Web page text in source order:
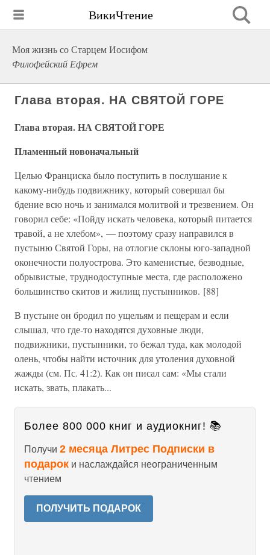
ВикиЧтение
Моя жизнь со Старцем Иосифом
Филофейский Ефрем
Глава вторая. НА СВЯТОЙ ГОРЕ
Глава вторая. НА СВЯТОЙ ГОРЕ
Пламенный новоначальный
Целью Франциска было поступить в послушание к
какому-нибудь подвижнику, который совершал бы
бдение всю ночь и занимался молитвой и трезвением. Он
говорил себе: «Пойду искать человека, который питается
травой, а не хлебом», — поэтому сразу направился в
пустыню Святой Горы, на отлогие склоны юго-западной
оконечности полуострова. Это каменистые, безводные,
обрывистые, труднодоступные места, где расположено
большинство скитов и жилищ пустынников. [88]
В пустыне он бродил по ущельям и пещерам и если
слышал, что где-то находятся духовные люди,
подвижники, пустынники, то бежал туда, как молодой
олень, чтобы найти источник для утоления духовной
жажды (см. Пс. 41:2). Как он писал сам: «Мы стали
искать, звать, плакать...
Более 800 000 книг и аудиокниг! 📚
Получи 2 месяца Литрес Подписки в
подарок и наслаждайся неограниченным
чтением
ПОЛУЧИТЬ ПОДАРОК